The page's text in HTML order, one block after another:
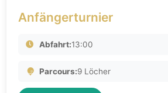
Anfängerturnier
Abfahrt:13:00
Parcours:9 Löcher